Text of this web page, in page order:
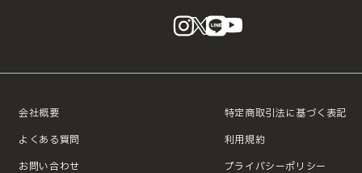
instagram
X LINE
会社概要
よくある質問
お問い合わせ
特定商取引法に基づく表記
利用規約
プライバシーポリシー